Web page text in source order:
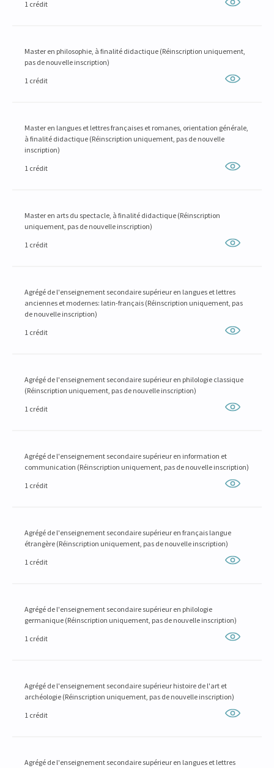
1 crédit
Master en philosophie, à finalité didactique (Réinscription uniquement,
pas de nouvelle inscription)
1 crédit
Master en langues et lettres françaises et romanes, orientation générale,
à finalité didactique (Réinscription uniquement, pas de nouvelle
inscription)
1 crédit
Master en arts du spectacle, à finalité didactique (Réinscription
uniquement, pas de nouvelle inscription)
1 crédit
Agrégé de l'enseignement secondaire supérieur en langues et lettres
anciennes et modernes: latin-français (Réinscription uniquement, pas
de nouvelle inscription)
1 crédit
Agrégé de l'enseignement secondaire supérieur en philologie classique
(Réinscription uniquement, pas de nouvelle inscription)
1 crédit
Agrégé de l'enseignement secondaire supérieur en information et
communication (Réinscription uniquement, pas de nouvelle inscription)
1 crédit
Agrégé de l'enseignement secondaire supérieur en français langue
étrangère (Réinscription uniquement, pas de nouvelle inscription)
1 crédit
Agrégé de l'enseignement secondaire supérieur en philologie
germanique (Réinscription uniquement, pas de nouvelle inscription)
1 crédit
Agrégé de l'enseignement secondaire supérieur histoire de l'art et
archéologie (Réinscription uniquement, pas de nouvelle inscription)
1 crédit
Agrégé de l'enseignement secondaire supérieur en langues et lettres